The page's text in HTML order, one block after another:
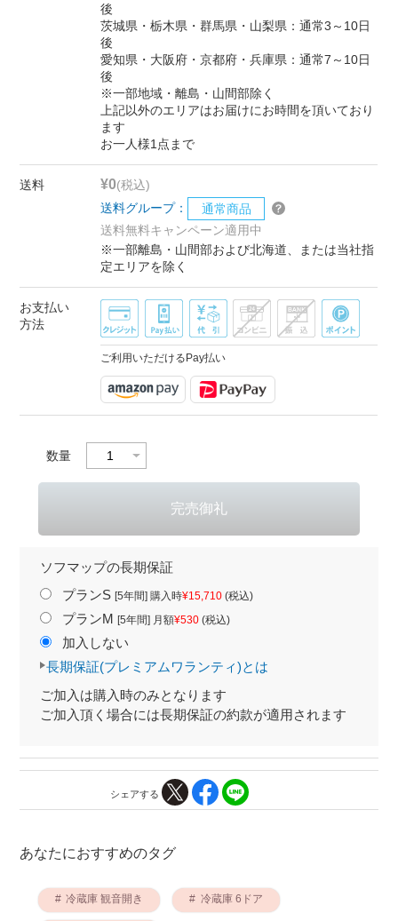
後
茨城県・栃木県・群馬県・山梨県：通常3～10日
後
愛知県・大阪府・京都府・兵庫県：通常7～10日
後
※一部地域・離島・山間部除く
上記以外のエリアはお届けにお時間を頂いており
ます
お一人様1点まで
送料 ¥0(税込)
送料グループ：
通常商品
送料無料キャンペーン適用中
※一部離島・山間部および北海道、または当社指
定エリアを除く
お支払い
方法
ご利用いただけるPay払い
数量
ソフマップの長期保証
プランS [5年間] 購入時¥15,710(税込)
プランM [5年間] 月額¥530(税込)
加入しない
長期保証(プレミアムワランティ)とは
ご加入は購入時のみとなります
ご加入頂く場合には長期保証の約款が適用されます
シェアする
あなたにおすすめのタグ
冷蔵庫 観音開き 冷蔵庫 6ドア